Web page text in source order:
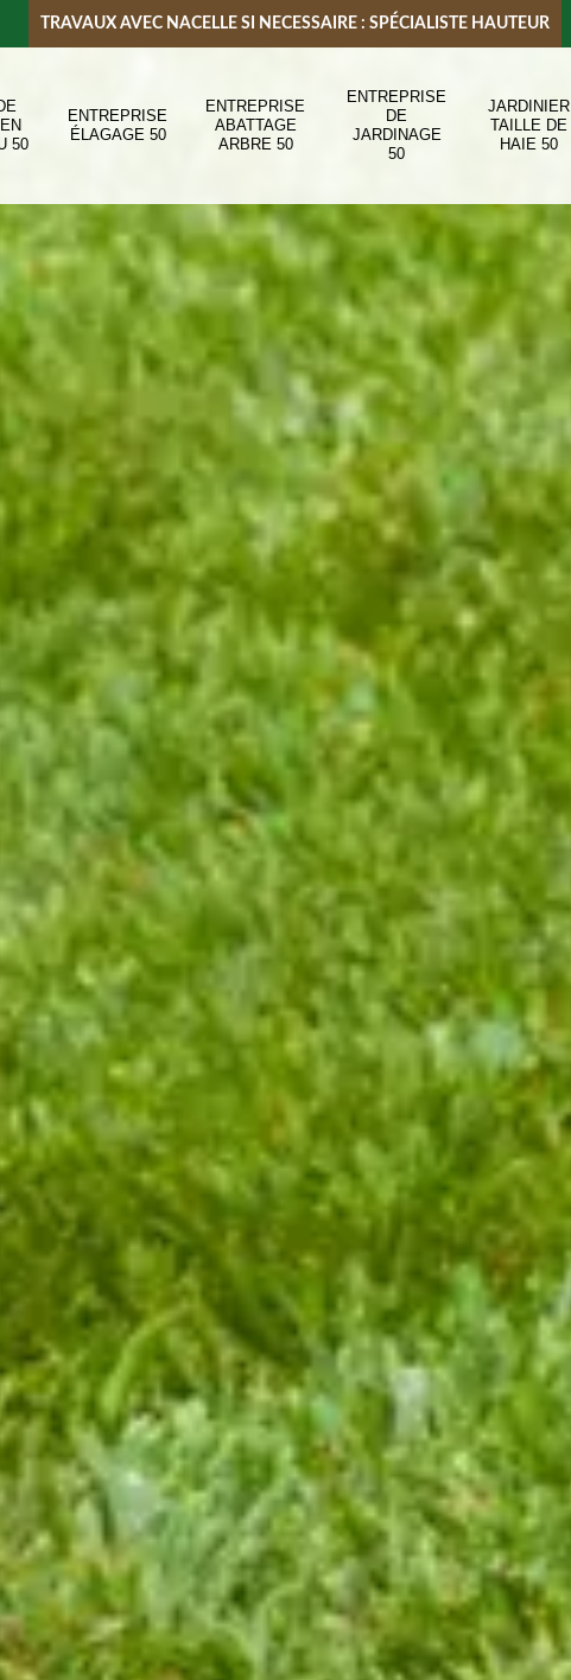
TRAVAUX AVEC NACELLE SI NECESSAIRE : SPÉCIALISTE HAUTEUR
50
ENTREPRISE
ÉLAGAGE 50
ENTREPRISE
ABATTAGE
ARBRE 50
ENTREPRISE
DE
JARDINAGE
50
JARDINIER
TAILLE DE
HAIE 50